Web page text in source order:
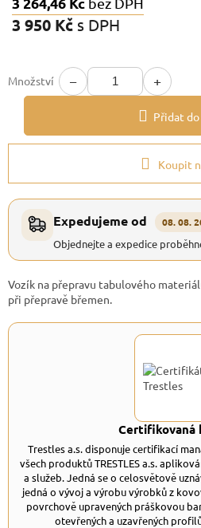
3 950 Kč s DPH
Množství − +
Přidat
Koupit
Expedujeme od 08. 08.
Objednejte a expedice
Vozík na přepravu tabulového
při přepravě břemen.
Certifikovaná
Trestles a.s. disponuje certifikací
všech produktů TRESTLES a.s.
a služeb. Jedná se o celosvětově
jedná o vývoj a výrobu výrobků z
povrchově upravených práškovou
otevřených a uzavřených